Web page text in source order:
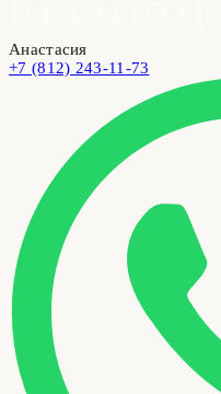
Анастасия
+7 (812) 243-11-73